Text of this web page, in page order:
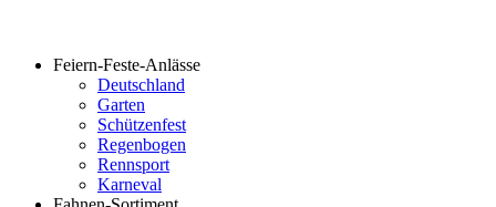
Feiern-Feste-Anlässe
Deutschland
Garten
Schützenfest
Regenbogen
Rennsport
Karneval